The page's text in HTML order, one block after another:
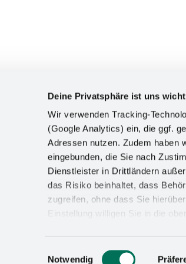
Deine Privatsphäre ist uns
Wir verwenden Tracking-
(Google Analytics) ein, die ggf.
Adressen nutzen. Zudem haben
eingebunden, die Sie nach
Dienstleister in Drittländern
das Risiko beinhaltet, dass
zugreifen, ohne dass Sie
Einstellung willigen Sie in die
Einwilligungsauswahl
Notwendig
Kesseböhmer Holding KG
Mindener Straße 208
49152 Bad Essen